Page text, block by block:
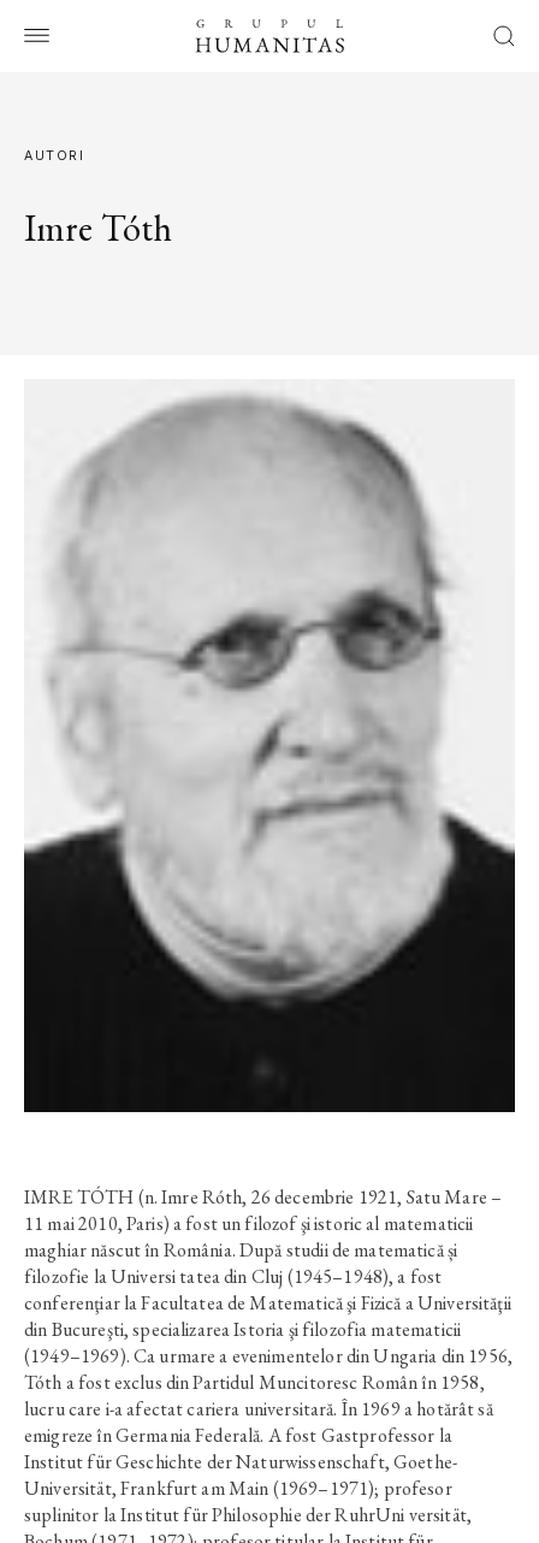
AUTORI
Imre Tóth
IMRE TÓTH (n. Imre Róth, 26 decembrie 1921, Satu Mare –
11 mai 2010, Paris) a fost un filozof şi istoric al matematicii
maghiar născut în România. După studii de matematică și
filozofie la Universi tatea din Cluj (1945–1948), a fost
conferenţiar la Facultatea de Matematică şi Fizică a Universităţii
din Bucureşti, specializarea Istoria şi filozofia matematicii
(1949–1969). Ca urmare a evenimentelor din Ungaria din 1956,
Tóth a fost exclus din Partidul Muncitoresc Român în 1958,
lucru care i-a afectat cariera universitară. În 1969 a hotărât să
emigreze în Germania Federală. A fost Gastprofessor la
Institut für Geschichte der Naturwissenschaft, Goethe-
Universität, Frankfurt am Main (1969–1971); profesor
suplinitor la Institut für Philosophie der RuhrUni versität,